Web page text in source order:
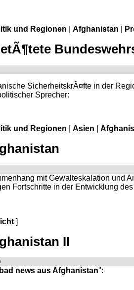
und Regionen Afghanistan
SicherheitskrÃ¤fte in der
Sprecher:
und Regionen Asien
mit Gewalteskalation und
Fortschritte in der Entwicklung
]
II
news aus Afghanistan":